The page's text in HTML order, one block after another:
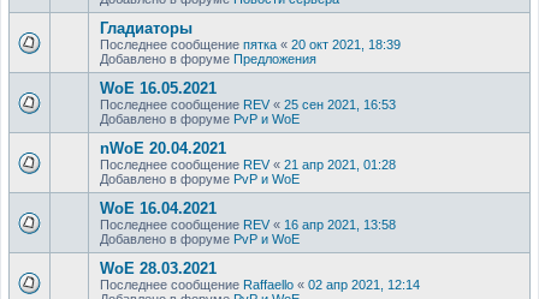
Гладиаторы
Последнее сообщение пятка « 20 окт 2021, 18:39
Добавлено в форуме Предложения
WoE 16.05.2021
Последнее сообщение REV « 25 сен 2021, 16:53
Добавлено в форуме PvP и WoE
nWoE 20.04.2021
Последнее сообщение REV« 21 апр 2021, 01:28
Добавлено в форуме PvP и WoE
WoE 16.04.2021
Последнее сообщение REV « 16 апр 2021, 13:58
Добавлено в форуме PvP и WoE
WoE 28.03.2021
Последнее сообщение Raffaello « 02 апр 2021, 12:14